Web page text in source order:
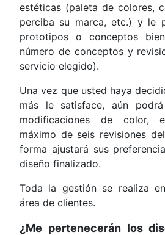
estéticas (paleta de colores,
perciba su marca, etc.) y le
prototipos o conceptos
número de conceptos y
servicio elegido).
Una vez que usted haya
más le satisface, aún
modificaciones de color,
máximo de seis revisiones
forma ajustará sus
diseño finalizado.
Toda la gestión se realiza
área de clientes.
¿Me pertenecerán los